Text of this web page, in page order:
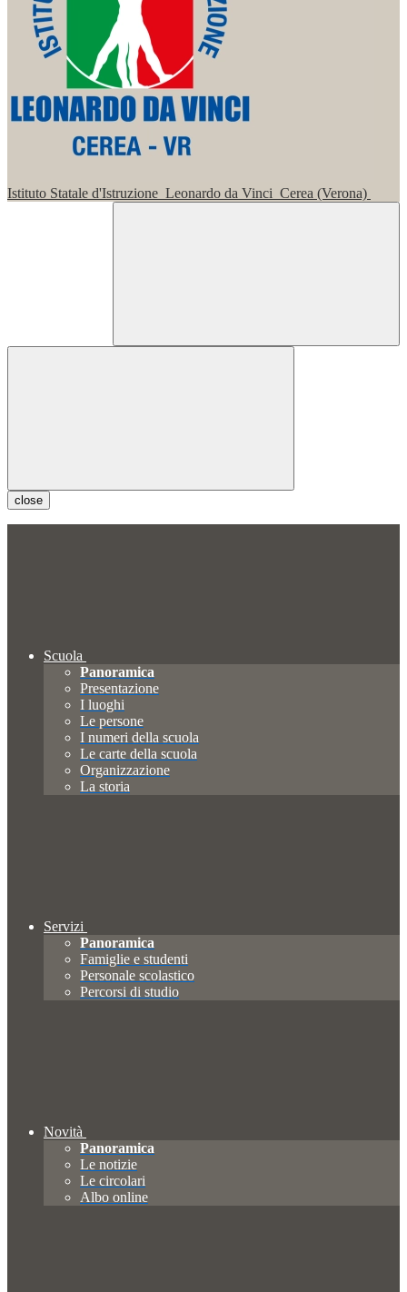
Istituto Statale d'Istruzione Leonardo da Vinci Cerea (Verona)
close
Scuola
Panoramica
Presentazione
I luoghi
Le persone
I numeri della scuola
Le carte della scuola
Organizzazione
La storia
Servizi
Panoramica
Famiglie e studenti
Personale scolastico
Percorsi di studio
Novità
Panoramica
Le notizie
Le circolari
Albo online